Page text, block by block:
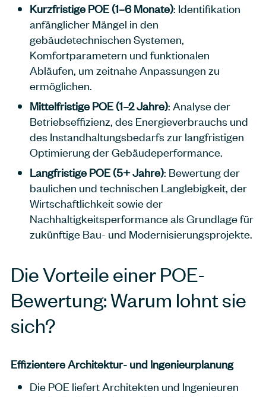
Kurzfristige POE (1–6 Monate): Identifikation
anfänglicher Mängel in den
gebäudetechnischen Systemen,
Komfortparametern und funktionalen
Abläufen, um zeitnahe Anpassungen zu
ermöglichen.
Mittelfristige POE (1–2 Jahre): Analyse der
Betriebseffizienz, des Energieverbrauchs und
des Instandhaltungsbedarfs zur langfristigen
Optimierung der Gebäudeperformance.
Langfristige POE (5+ Jahre): Bewertung der
baulichen und technischen Langlebigkeit, der
Wirtschaftlichkeit sowie der
Nachhaltigkeitsperformance als Grundlage für
zukünftige Bau- und Modernisierungsprojekte.
Die Vorteile einer POE-
Bewertung: Warum lohnt sie
sich?
Effizientere Architektur- und Ingenieurplanung
Die POE liefert Architekten und Ingenieuren